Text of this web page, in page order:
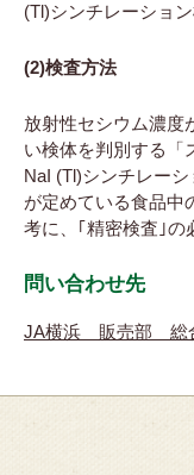
(Tl)シンチレーション
(2)検査方法
放射性セシウム濃度
い検体を判別する「
NaI (Tl)シンチレーシ
が定めている食品中
考に、｢精密検査｣の
問い合わせ先
JA横浜 販売部 総